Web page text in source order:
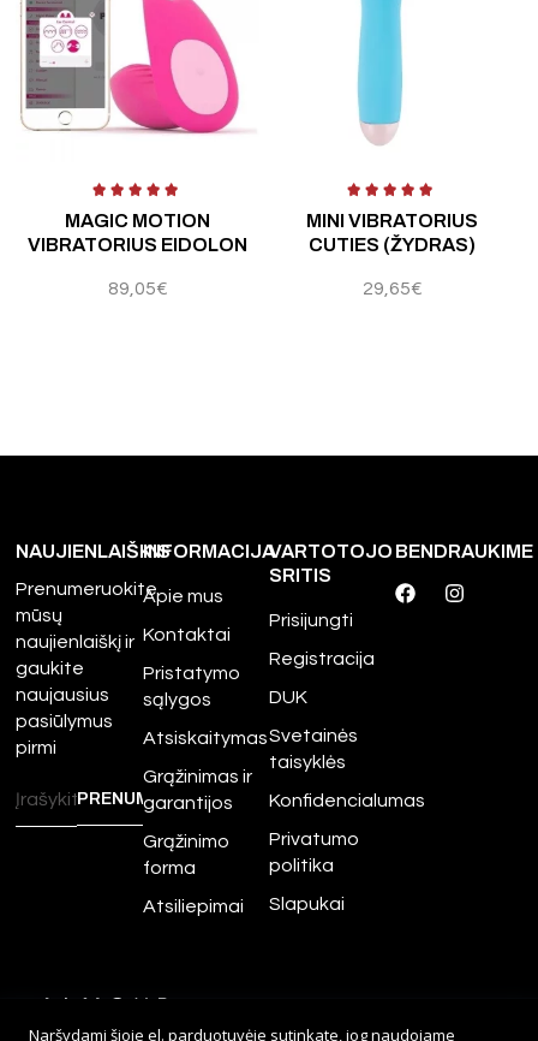
MAGIC MOTION
VIBRATORIUS EIDOLON
89,05€
MINI VIBRATORIUS
CUTIES (ŽYDRAS)
29,65€
Įvertinimas:5.00 Įvertinimas:4.33
NAUJIENLAIŠKIS
Prenumeruokite
mūsų
naujienlaiškį ir
gaukite
naujausius
pasiūlymus
pirmi
INFORMACIJA
Apie mus
Kontaktai
Pristatymo
sąlygos
Atsiskaitymas
Grąžinimas ir
garantijos
Grąžinimo
forma
Atsiliepimai
VARTOTOJO
SRITIS
Prisijungti
Registracija
DUK
Svetainės
taisyklės
Konfidencialumas
Privatumo
politika
Slapukai
BENDRAUKIME
Naršydami šioje el. parduotuvėje sutinkate, jog naudojame